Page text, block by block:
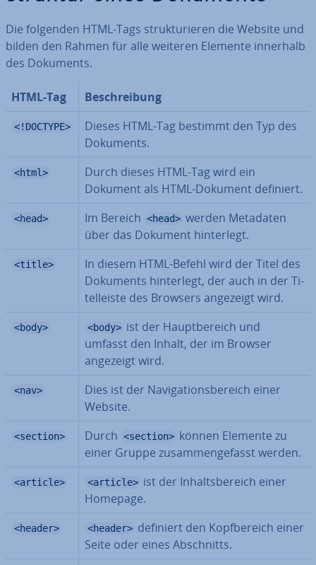
Die folgenden HTML-Tags struk­tu­rie­ren die Website und
bilden den Rahmen für alle weiteren Elemente innerhalb
des Dokuments.
HTML-Tag Be­schrei­bung
<!DOCTYPE>
Dieses HTML-Tag bestimmt den Typ des
Dokuments.
<html>
Durch dieses HTML-Tag wird ein
Dokument als HTML-Dokument definiert.
<head> Im Bereich <head> werden Metadaten
über das Dokument hin­ter­legt.
<title>
In diesem HTML-Befehl wird der Titel des
Dokuments hin­ter­legt, der auch in der Ti­
tel­leis­te des Browsers angezeigt wird.
<body> <body> ist der Haupt­be­reich und
umfasst den Inhalt, der im Browser
angezeigt wird.
<nav>
Dies ist der Na­vi­ga­ti­ons­be­reich einer
Website.
<section> Durch <section> können Elemente zu
einer Gruppe zu­sam­men­ge­fasst werden.
<article> <article> ist der In­halts­be­reich einer
Homepage.
<header> <header> definiert den Kopf­be­reich einer
Seite oder eines Ab­schnitts.